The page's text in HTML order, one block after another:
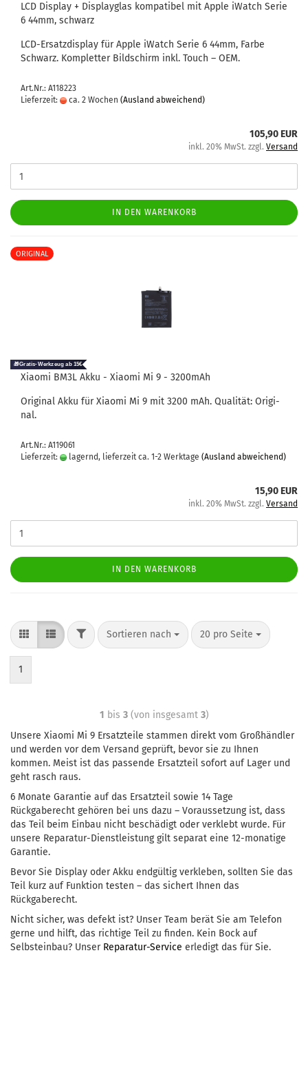
LCD Dis­play + Dis­play­glas kom­pa­ti­bel mit Apple iWatch Serie
6 44mm, schwarz
LCD-​Ersatzdisplay für Apple iWatch Serie 6 44mm, Farbe
Schwarz. Kom­plet­ter Bild­schirm inkl. Touch – OEM.
Art.Nr.: A118223
Lieferzeit:
ca. 2 Wochen (Ausland abweichend)
105,90 EUR
inkl. 20% MwSt. zzgl. Versand
IN DEN WARENKORB
ORIGINAL
Xiao­mi BM3L Akku - Xiao­mi Mi 9 - 3200mAh
Ori­gi­nal Akku für Xiao­mi Mi 9 mit 3200 mAh. Qua­li­tät: Ori­gi­
nal.
Art.Nr.: A119061
Lieferzeit:
lagernd, lieferzeit ca. 1-2 Werktage (Ausland abweichend)
15,90 EUR
inkl. 20% MwSt. zzgl. Versand
IN DEN WARENKORB
Sortieren nach 20 pro Seite
1
1 bis 3(von insgesamt 3)
Unsere Xiaomi Mi 9 Ersatzteile stammen direkt vom Großhändler
und werden vor dem Versand geprüft, bevor sie zu Ihnen
kommen. Meist ist das passende Ersatzteil sofort auf Lager und
geht rasch raus.
6 Monate Garantie auf das Ersatzteil sowie 14 Tage
Rückgaberecht gehören bei uns dazu – Voraussetzung ist, dass
das Teil beim Einbau nicht beschädigt oder verklebt wurde. Für
unsere Reparatur-Dienstleistung gilt separat eine 12-monatige
Garantie.
Bevor Sie Display oder Akku endgültig verkleben, sollten Sie das
Teil kurz auf Funktion testen – das sichert Ihnen das
Rückgaberecht.
Nicht sicher, was defekt ist? Unser Team berät Sie am Telefon
gerne und hilft, das richtige Teil zu finden. Kein Bock auf
Selbsteinbau? Unser Reparatur-Service erledigt das für Sie.